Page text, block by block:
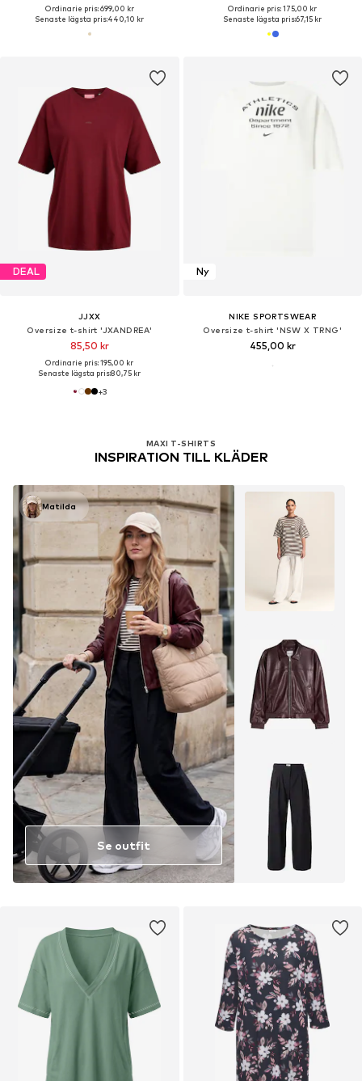
Ordinarie pris: 699,00 kr
Senaste lägsta pris:440,10 kr
Ordinarie pris: 175,00 kr
Senaste lägsta pris:67,15 kr
DEAL
JJXX
Oversize t-shirt 'JXANDREA'
85,50 kr
Ordinarie pris: 195,00 kr
Senaste lägsta pris:80,75 kr
+3
MAXI T-SHIRTS
INSPIRATION TILL KLÄDER
Matilda
Se outfit
Ny
NIKE SPORTSWEAR
Oversize t-shirt 'NSW X TRNG'
455,00 kr